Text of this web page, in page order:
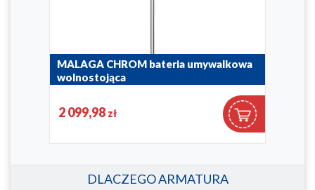
MALAGA CHROM bateria umywalkowa
wolnostojąca
2 099,98 zł
DLACZEGO ARMATURA